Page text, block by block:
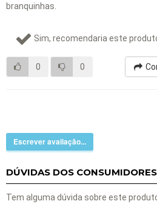
branquinhas.
Sim, recomendaria este
0 0
Escrever avaliação...
DÚVIDAS DOS CONSUMIDORES
Tem alguma dúvida sobre este